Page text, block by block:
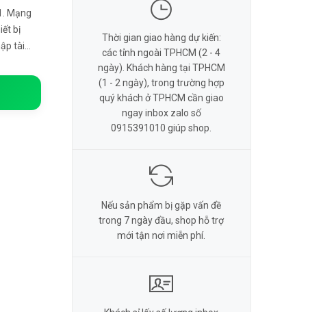
Mạng
bị
tài
Thời gian giao hàng dự kiến:
các tỉnh ngoài TPHCM (2 - 4
ngày). Khách hàng tại TPHCM
(1 - 2 ngày), trong trường hợp
quý khách ở TPHCM cần giao
ngay inbox zalo số
0915391010 giúp shop.
Nếu sản phẩm bị gặp vấn đề
trong 7 ngày đầu, shop hỗ trợ
mới tận nơi miễn phí.